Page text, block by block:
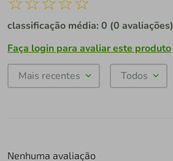
classificação média: 0 (0 avaliações)
Faça login para avaliar este produto
Mais recentes Todos
Nenhuma avaliação